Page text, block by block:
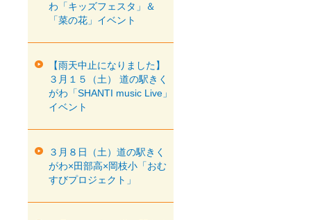
わ「キッズフェスタ」＆
「菜の花」イベント
【雨天中止になりました】
３月１５（土） 道の駅きく
がわ「SHANTI music Live」
イベント
３月８日（土）道の駅きく
がわ×田部高×岡枝小「おむ
すびプロジェクト」